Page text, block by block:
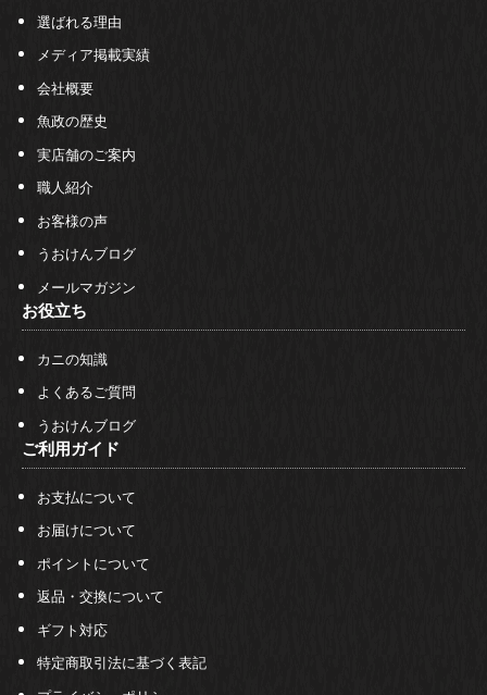
選ばれる理由
メディア掲載実績
会社概要
魚政の歴史
実店舗のご案内
職人紹介
お客様の声
うおけんブログ
メールマガジン
お役立ち
カニの知識
よくあるご質問
うおけんブログ
ご利用ガイド
お支払について
お届けについて
ポイントについて
返品・交換について
ギフト対応
特定商取引法に基づく表記